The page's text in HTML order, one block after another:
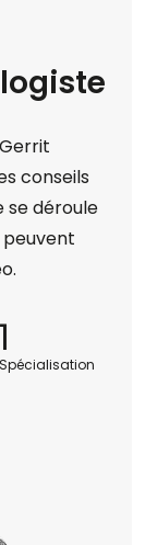
conseils
se déroule
peuvent
1
Spécialisation